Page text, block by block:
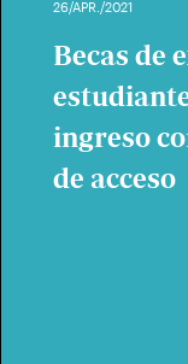
26/APR./2021
Becas de
ingreso
de acceso